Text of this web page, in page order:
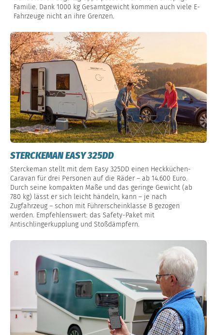
Familie. Dank 1000 kg Gesamtgewicht kommen auch viele E-
Fahrzeuge nicht an ihre Grenzen.
STERCKEMAN EASY 325DD
Sterckeman stellt mit dem Easy 325DD einen Heckküchen-
Caravan für drei Personen auf die Räder – ab 14.600 Euro.
Durch seine kompakten Maße und das geringe Gewicht (ab
780 kg) lässt er sich leicht händeln, kann – je nach
Zugfahrzeug – schon mit Führerscheinklasse B gezogen
werden. Empfehlenswert: das Safety-Paket mit
Antischlingerkupplung und Stoßdämpfern.